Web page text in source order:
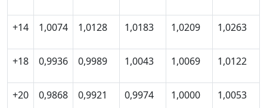
+14 1,0074 1,0128 1,0183 1,0209 1,0263
+18 0,9936 0,9989 1,0043 1,0069 1,0122
+20 0,9868 0,9921 0,9974 1,0000 1,0053